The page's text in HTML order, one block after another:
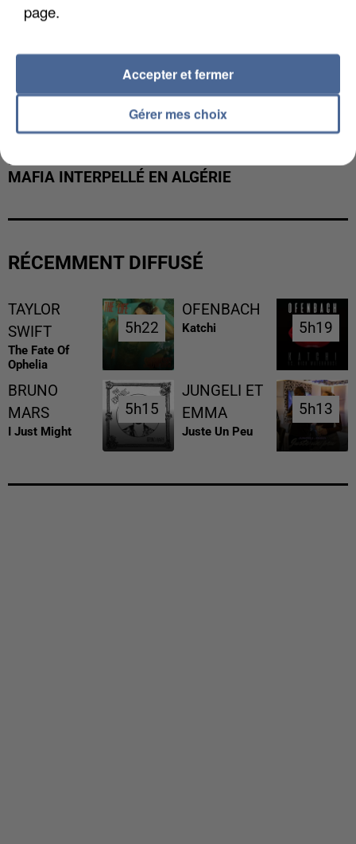
L’UN DES FONDATEURS SUPPOSÉS DE LA DZ
MAFIA INTERPELLÉ EN ALGÉRIE
RÉCEMMENT DIFFUSÉ
TAYLOR
SWIFT
The Fate Of
Ophelia
5h22
5h22
OFENBACH
Katchi 5h19
5h19
BRUNO
MARS
I Just Might
5h15
5h15
JUNGELI ET
EMMA
Juste Un Peu
5h13
5h13
page.
Gérer mes choix
Accepter et fermer